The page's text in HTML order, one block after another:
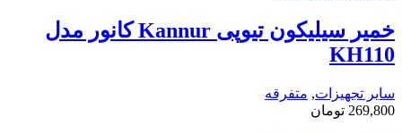
خمیر سیلیکون تیوپی Kannur کانور مدل
KH110
سایر تجهیزات, متفرقه
269,800 تومان